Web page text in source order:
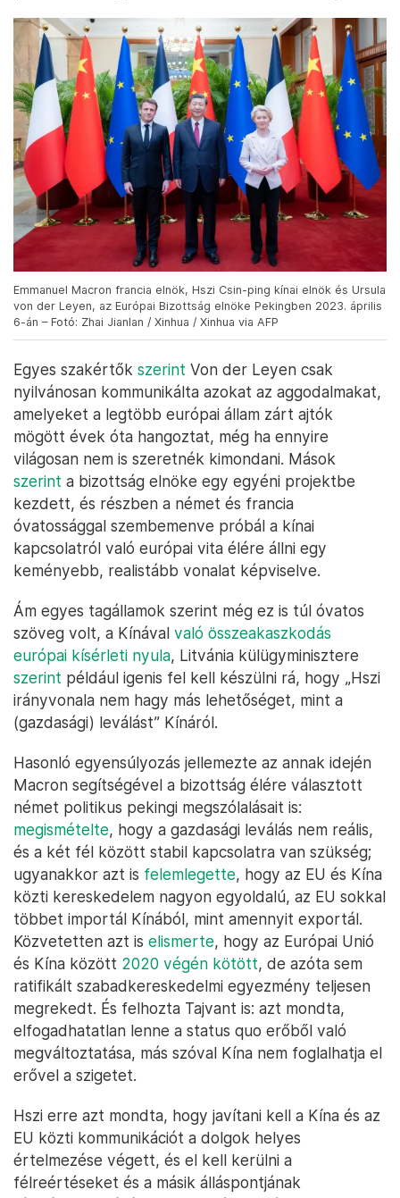
Emmanuel Macron francia elnök, Hszi Csin-ping kínai elnök és Ursula
von der Leyen, az Európai Bizottság elnöke Pekingben 2023. április
6-án – Fotó: Zhai Jianlan / Xinhua / Xinhua via AFP
Egyes szakértők szerint Von der Leyen csak
nyilvánosan kommunikálta azokat az aggodalmakat,
amelyeket a legtöbb európai állam zárt ajtók
mögött évek óta hangoztat, még ha ennyire
világosan nem is szeretnék kimondani. Mások
szerint a bizottság elnöke egy egyéni projektbe
kezdett, és részben a német és francia
óvatossággal szembemenve próbál a kínai
kapcsolatról való európai vita élére állni egy
keményebb, realistább vonalat képviselve.
Ám egyes tagállamok szerint még ez is túl óvatos
szöveg volt, a Kínával való összeakaszkodás
európai kísérleti nyula, Litvánia külügyminisztere
szerint például igenis fel kell készülni rá, hogy „Hszi
irányvonala nem hagy más lehetőséget, mint a
(gazdasági) leválást” Kínáról.
Hasonló egyensúlyozás jellemezte az annak idején
Macron segítségével a bizottság élére választott
német politikus pekingi megszólalásait is:
megismételte, hogy a gazdasági leválás nem reális,
és a két fél között stabil kapcsolatra van szükség;
ugyanakkor azt is felemlegette, hogy az EU és Kína
közti kereskedelem nagyon egyoldalú, az EU sokkal
többet importál Kínából, mint amennyit exportál.
Közvetetten azt is elismerte, hogy az Európai Unió
és Kína között 2020 végén kötött, de azóta sem
ratifikált szabadkereskedelmi egyezmény teljesen
megrekedt. És felhozta Tajvant is: azt mondta,
elfogadhatatlan lenne a status quo erőből való
megváltoztatása, más szóval Kína nem foglalhatja el
erővel a szigetet.
Hszi erre azt mondta, hogy javítani kell a Kína és az
EU közti kommunikációt a dolgok helyes
értelmezése végett, és el kell kerülni a
félreértéseket és a másik álláspontjának